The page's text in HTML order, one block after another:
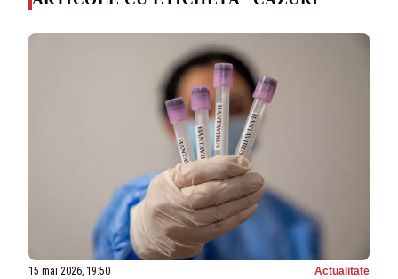
15 mai 2026, 19:50 Actualitate